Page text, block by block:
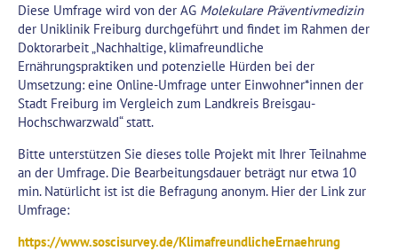
Diese Umfrage wird von der AG Molekulare Präventivmedizin
der Uniklinik Freiburg durchgeführt und findet im Rahmen der
Doktorarbeit „Nachhaltige, klimafreundliche
Ernährungspraktiken und potenzielle Hürden bei der
Umsetzung: eine Online-Umfrage unter Einwohner*innen der
Stadt Freiburg im Vergleich zum Landkreis Breisgau-
Hochschwarzwald“ statt.
Bitte unterstützen Sie dieses tolle Projekt mit Ihrer Teilnahme
an der Umfrage. Die Bearbeitungsdauer beträgt nur etwa 10
min. Natürlicht ist ist die Befragung anonym. Hier der Link zur
Umfrage:
https://www.soscisurvey.de/KlimafreundlicheErnaehrung